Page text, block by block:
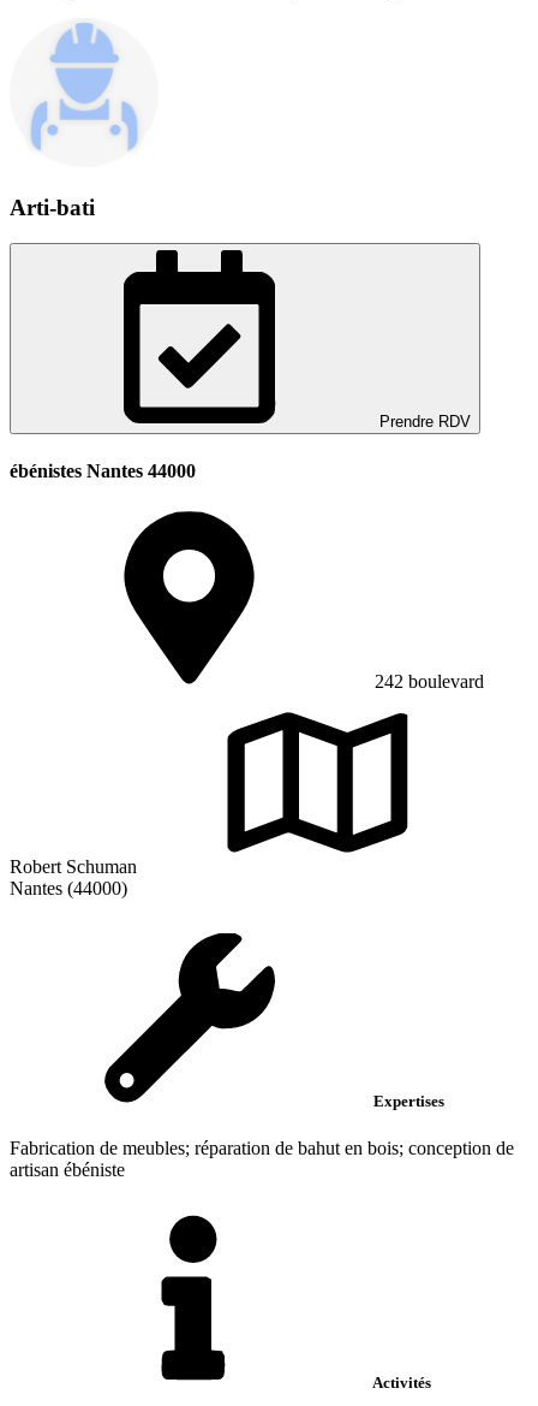
Arti-bati
Prendre RDV
ébénistes Nantes 44000
242 boulevard
Robert Schuman
Nantes (44000)
Expertises
Fabrication de meubles; réparation de bahut en bois; conception de
artisan ébéniste
Activités